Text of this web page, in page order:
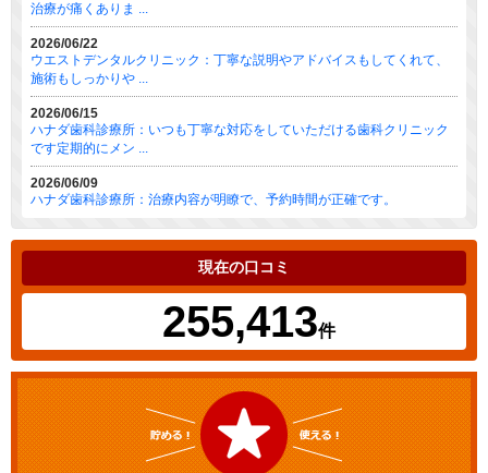
治療が痛くありま ...
2026/06/22
ウエストデンタルクリニック：丁寧な説明やアドバイスもしてくれて、
施術もしっかりや ...
2026/06/15
ハナダ歯科診療所：いつも丁寧な対応をしていただける歯科クリニック
です定期的にメン ...
2026/06/09
ハナダ歯科診療所：治療内容が明瞭で、予約時間が正確です。
現在の口コミ
255,413件